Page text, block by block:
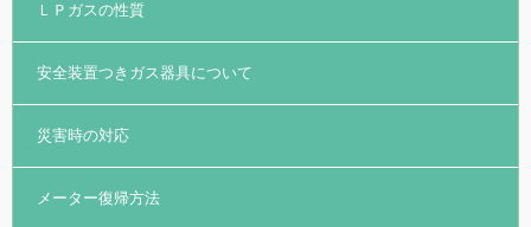
ＬＰガスの性質
安全装置つきガス器具について
災害時の対応
メーター復帰方法